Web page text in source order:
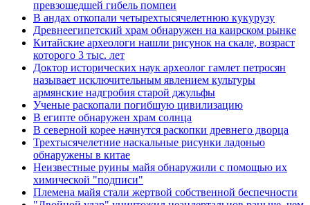
превзошедшей гибель помпеи
В андах откопали четырехтысячелетнюю кукурузу
Древнеегипетский храм обнаружен на каирском рынке
Китайские археологи нашли рисунок на скале, возраст
которого 3 тыс. лет
Доктор исторических наук археолог гамлет петросян
называет исключительным явлением культуры
армянские надгробия старой джульфы
Ученые раскопали погибшую цивилизацию
В египте обнаружен храм солнца
В северной корее начнутся раскопки древнего дворца
Трехтысячелетние наскальные рисунки ладонью
обнаружены в китае
Неизвестные руины майя обнаружили с помощью их
химической "подписи"
Племена майя стали жертвой собственной беспечности